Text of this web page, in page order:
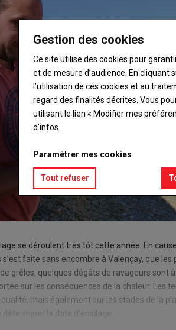
se déroulent très tôt cette année. En
faite sans encombre à Valençay, que
grêles, quelques dégâts de ravageurs sont
sur les conséquences de la chaleur. Les
mais également sur les stades de la
déterminer la date d’ensilage.
Gestion des cookies
Ce site utilise des cookies pour
et de mesure d’audience. En cliquant
l’utilisation de ces cookies et au
regard des finalités décrites. Vous
utilisant le lien « Modifier mes
d'infos
Paramétrer mes cookies
Tout refuser